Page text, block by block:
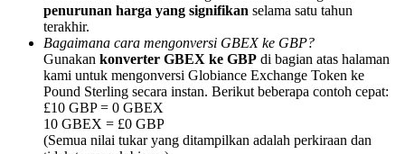
BTC Welcome Rewards
Deposit & Trade BTC to Share 25000 USDT prize pool!
penurunan harga yang signifikan selama satu tahun
terakhir.
Bagaimana cara mengonversi GBEX ke GBP?
Gunakan konverter GBEX ke GBP di bagian atas halaman
kami untuk mengonversi Globiance Exchange Token ke
Pound Sterling secara instan. Berikut beberapa contoh cepat:
£10 GBP = 0 GBEX
10 GBEX = £0 GBP
(Semua nilai tukar yang ditampilkan adalah perkiraan dan